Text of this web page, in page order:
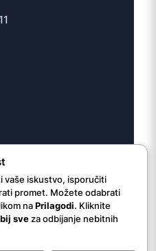
ljekarna/apoteka Vitez”
vaše iskustvo, isporučiti
promet. Možete odabrati
naPrilagodi. Kliknite
sveza odbijanje nebitnih